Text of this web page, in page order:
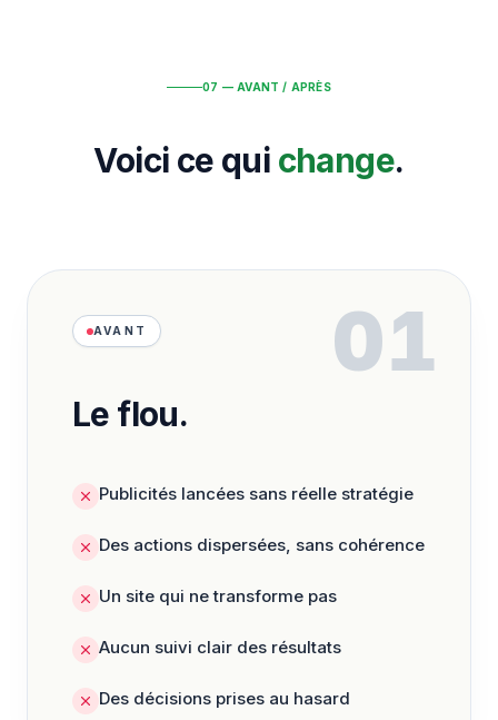
07 — AVANT / APRÈS
Voici ce qui change.
01
AVANT
Le flou.
Publicités lancées sans réelle stratégie
Des actions dispersées, sans cohérence
Un site qui ne transforme pas
Aucun suivi clair des résultats
Des décisions prises au hasard